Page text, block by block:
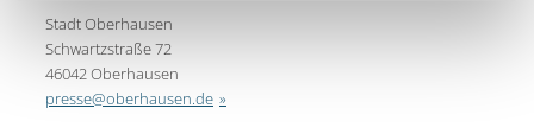
Stadt Oberhausen
Schwartzstraße 72
46042 Oberhausen
presse@oberhausen.de